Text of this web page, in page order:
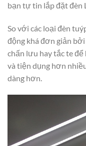
bạn tự tin lắp đặt đèn
So với các loại đèn
động khá đơn giản
chấn lưu hay tắc te
và tiện dụng hơn
dàng hơn.